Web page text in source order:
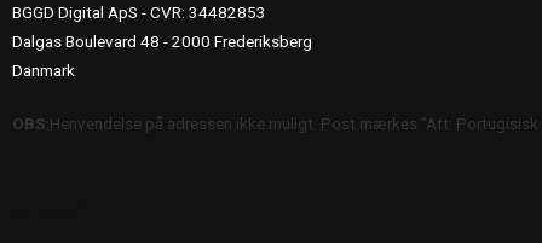
BGGD Digital ApS - CVR: 34482853
Dalgas Boulevard 48 - 2000 Frederiksberg
Danmark
OBS:Henvendelse på adressen ikke muligt. Post mærkes "Att: